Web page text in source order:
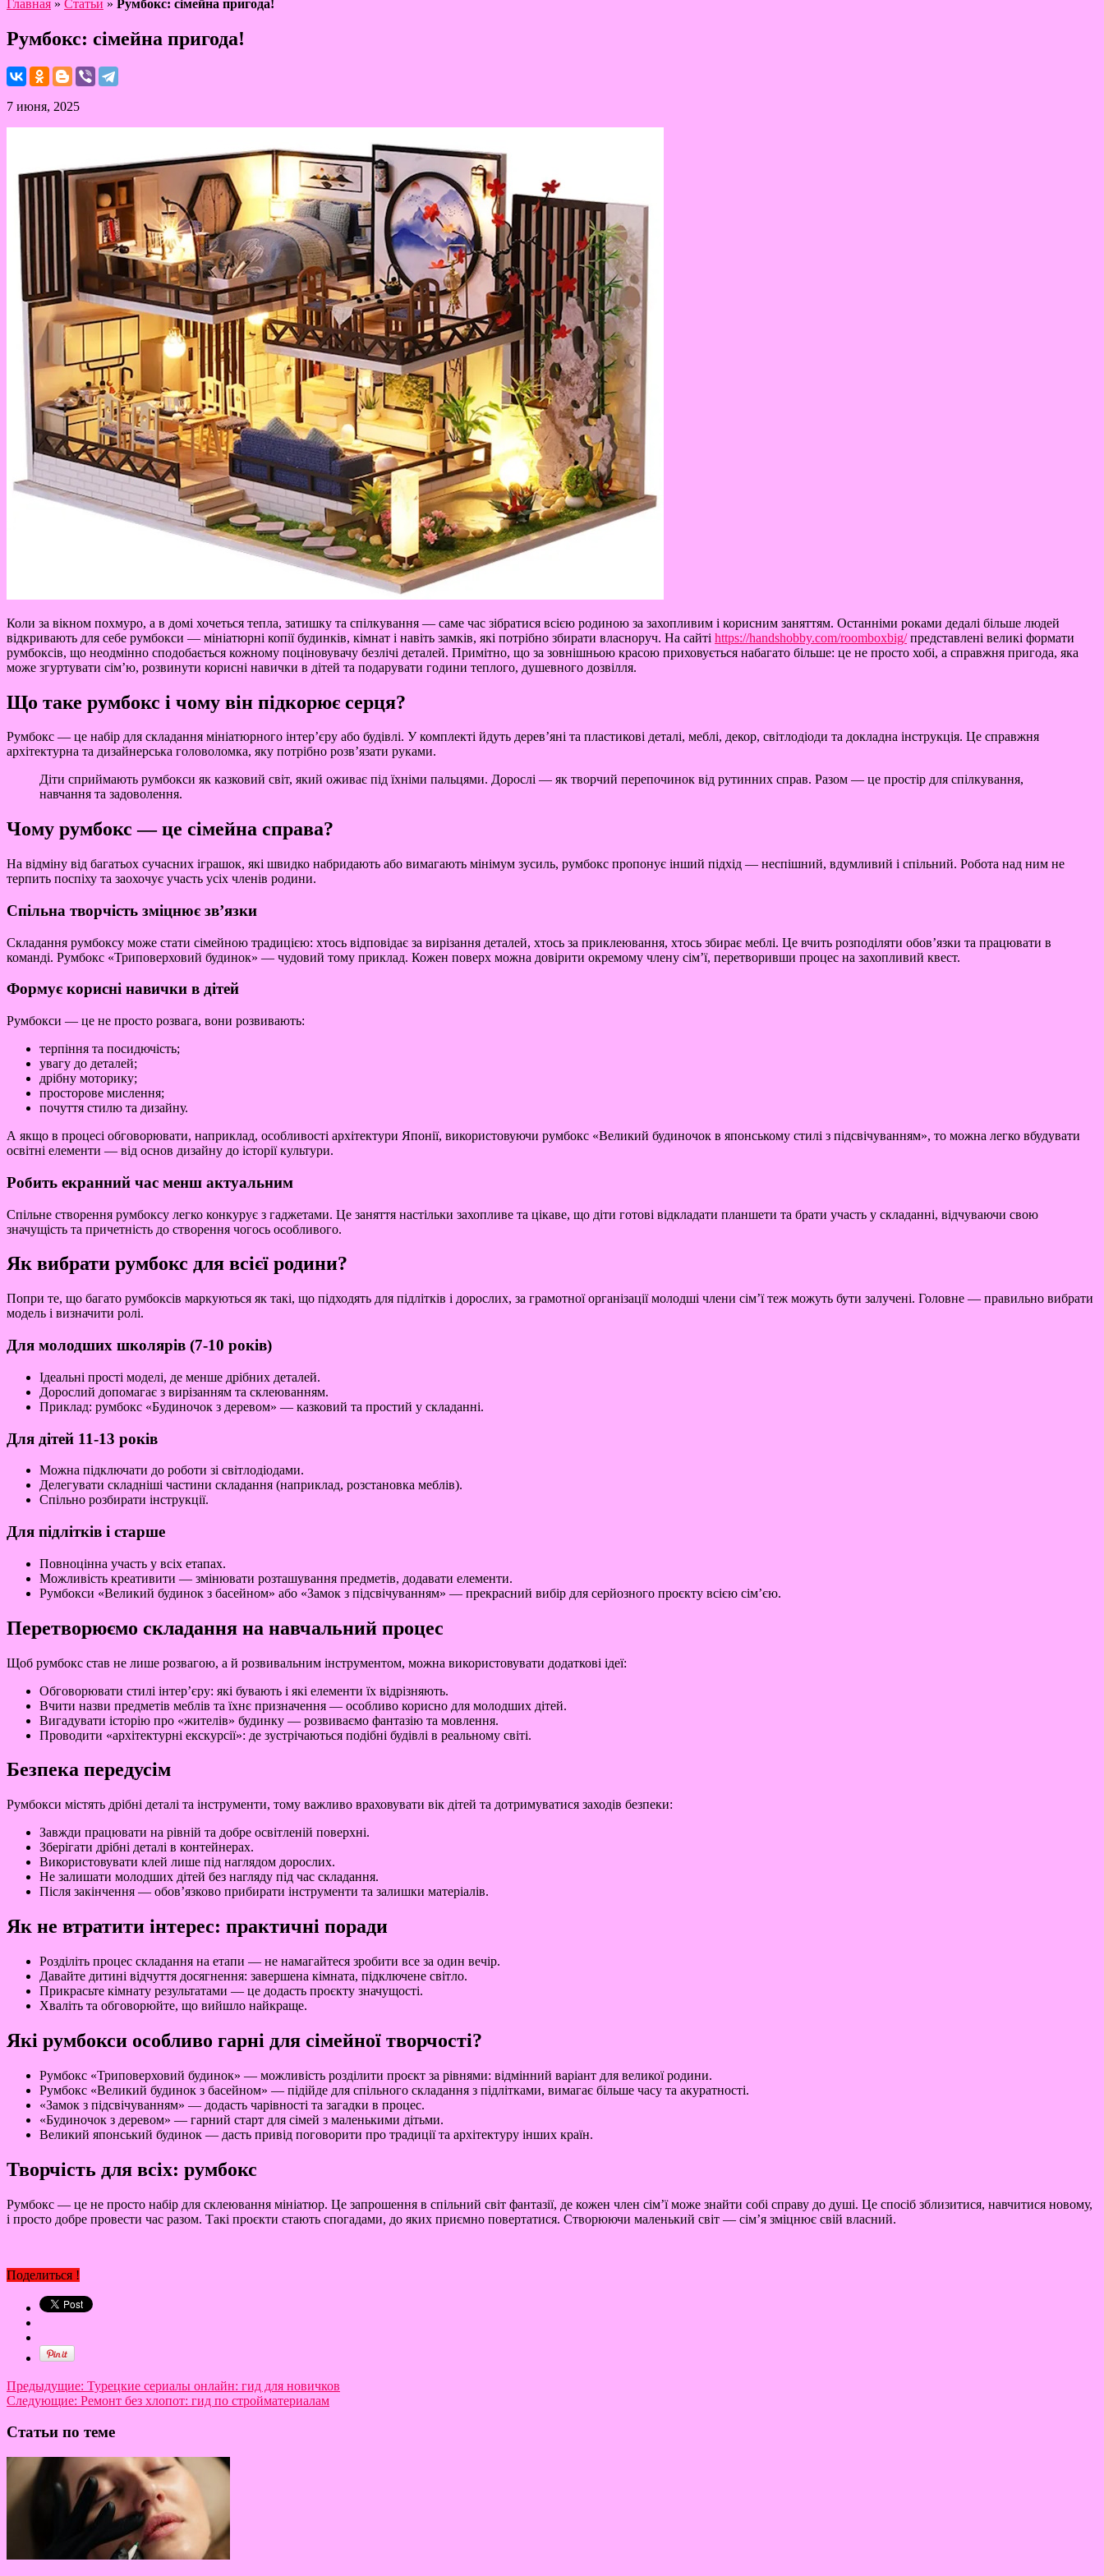
Главная » Статьи » Румбокс: сімейна пригода!
Румбокс: сімейна пригода!
7 июня, 2025
Коли за вікном похмуро, а в домі хочеться тепла, затишку та спілкування — саме час зібратися всією родиною за захопливим і корисним заняттям. Останніми роками дедалі більше людей
відкривають для себе румбокси — мініатюрні копії будинків, кімнат і навіть замків, які потрібно збирати власноруч. На сайті https://handshobby.com/roomboxbig/представлені великі формати
румбоксів, що неодмінно сподобається кожному поціновувачу безлічі деталей. Примітно, що за зовнішньою красою приховується набагато більше: це не просто хобі, а справжня пригода, яка
може згуртувати сім’ю, розвинути корисні навички в дітей та подарувати години теплого, душевного дозвілля.
Що таке румбокс і чому він підкорює серця?
Румбокс — це набір для складання мініатюрного інтер’єру або будівлі. У комплекті йдуть дерев’яні та пластикові деталі, меблі, декор, світлодіоди та докладна інструкція. Це справжня
архітектурна та дизайнерська головоломка, яку потрібно розв’язати руками.
Діти сприймають румбокси як казковий світ, який оживає під їхніми пальцями. Дорослі — як творчий перепочинок від рутинних справ. Разом — це простір для спілкування,
навчання та задоволення.
Чому румбокс — це сімейна справа?
На відміну від багатьох сучасних іграшок, які швидко набридають або вимагають мінімум зусиль, румбокс пропонує інший підхід — неспішний, вдумливий і спільний. Робота над ним не
терпить поспіху та заохочує участь усіх членів родини.
Спільна творчість зміцнює зв’язки
Складання румбоксу може стати сімейною традицією: хтось відповідає за вирізання деталей, хтось за приклеювання, хтось збирає меблі. Це вчить розподіляти обов’язки та працювати в
команді. Румбокс «Триповерховий будинок» — чудовий тому приклад. Кожен поверх можна довірити окремому члену сім’ї, перетворивши процес на захопливий квест.
Формує корисні навички в дітей
Румбокси — це не просто розвага, вони розвивають:
терпіння та посидючість;
увагу до деталей;
дрібну моторику;
просторове мислення;
почуття стилю та дизайну.
А якщо в процесі обговорювати, наприклад, особливості архітектури Японії, використовуючи румбокс «Великий будиночок в японському стилі з підсвічуванням», то можна легко вбудувати
освітні елементи — від основ дизайну до історії культури.
Робить екранний час менш актуальним
Спільне створення румбоксу легко конкурує з гаджетами. Це заняття настільки захопливе та цікаве, що діти готові відкладати планшети та брати участь у складанні, відчуваючи свою
значущість та причетність до створення чогось особливого.
Як вибрати румбокс для всієї родини?
Попри те, що багато румбоксів маркуються як такі, що підходять для підлітків і дорослих, за грамотної організації молодші члени сім’ї теж можуть бути залучені. Головне — правильно вибрати
модель і визначити ролі.
Для молодших школярів (7-10 років)
Ідеальні прості моделі, де менше дрібних деталей.
Дорослий допомагає з вирізанням та склеюванням.
Приклад: румбокс «Будиночок з деревом» — казковий та простий у складанні.
Для дітей 11-13 років
Можна підключати до роботи зі світлодіодами.
Делегувати складніші частини складання (наприклад, розстановка меблів).
Спільно розбирати інструкції.
Для підлітків і старше
Повноцінна участь у всіх етапах.
Можливість креативити — змінювати розташування предметів, додавати елементи.
Румбокси «Великий будинок з басейном» або «Замок з підсвічуванням» — прекрасний вибір для серйозного проєкту всією сім’єю.
Перетворюємо складання на навчальний процес
Щоб румбокс став не лише розвагою, а й розвивальним інструментом, можна використовувати додаткові ідеї:
Обговорювати стилі інтер’єру: які бувають і які елементи їх відрізняють.
Вчити назви предметів меблів та їхнє призначення — особливо корисно для молодших дітей.
Вигадувати історію про «жителів» будинку — розвиваємо фантазію та мовлення.
Проводити «архітектурні екскурсії»: де зустрічаються подібні будівлі в реальному світі.
Безпека передусім
Румбокси містять дрібні деталі та інструменти, тому важливо враховувати вік дітей та дотримуватися заходів безпеки:
Завжди працювати на рівній та добре освітленій поверхні.
Зберігати дрібні деталі в контейнерах.
Використовувати клей лише під наглядом дорослих.
Не залишати молодших дітей без нагляду під час складання.
Після закінчення — обов’язково прибирати інструменти та залишки матеріалів.
Як не втратити інтерес: практичні поради
Розділіть процес складання на етапи — не намагайтеся зробити все за один вечір.
Давайте дитині відчуття досягнення: завершена кімната, підключене світло.
Прикрасьте кімнату результатами — це додасть проєкту значущості.
Хваліть та обговорюйте, що вийшло найкраще.
Які румбокси особливо гарні для сімейної творчості?
Румбокс «Триповерховий будинок» — можливість розділити проєкт за рівнями: відмінний варіант для великої родини.
Румбокс «Великий будинок з басейном» — підійде для спільного складання з підлітками, вимагає більше часу та акуратності.
«Замок з підсвічуванням» — додасть чарівності та загадки в процес.
«Будиночок з деревом» — гарний старт для сімей з маленькими дітьми.
Великий японський будинок — дасть привід поговорити про традиції та архітектуру інших країн.
Творчість для всіх: румбокс
Румбокс — це не просто набір для склеювання мініатюр. Це запрошення в спільний світ фантазії, де кожен член сім’ї може знайти собі справу до душі. Це спосіб зблизитися, навчитися новому,
і просто добре провести час разом. Такі проєкти стають спогадами, до яких приємно повертатися. Створюючи маленький світ — сім’я зміцнює свій власний.
Поделиться !
Предыдущие: Турецкие сериалы онлайн: гид для новичков
Следующие: Ремонт без хлопот: гид по стройматериалам
Статьи по теме